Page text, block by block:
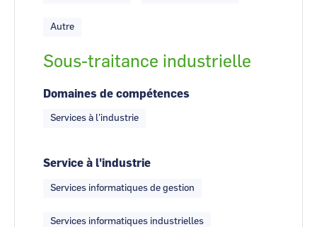
Autre
Sous-traitance industrielle
Domaines de compétences
Services à l’industrie
Service à l'industrie
Services informatiques de gestion
Services informatiques industrielles